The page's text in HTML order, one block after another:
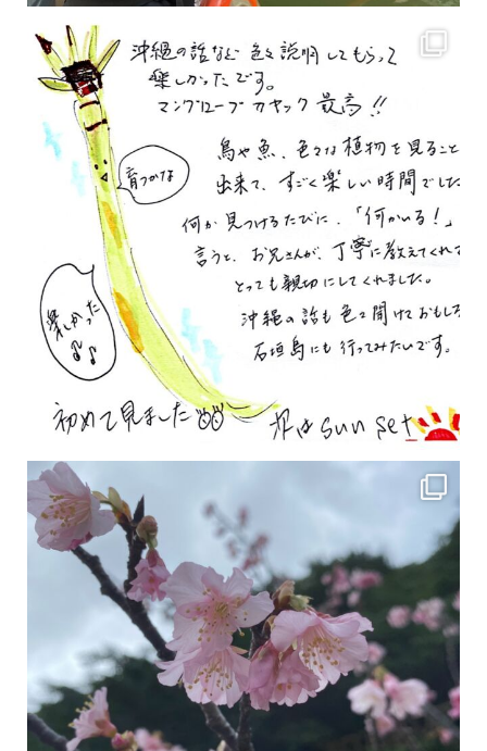
2月の沖縄は桜の季節です♪ こちらは日本で最も咲くのが早い桜 「カンヒザクラ」となって